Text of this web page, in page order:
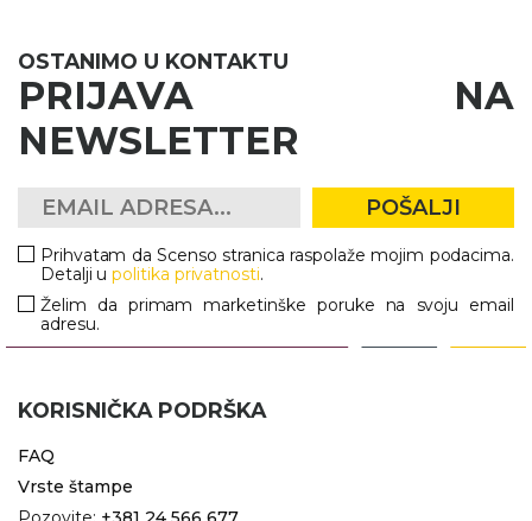
OSTANIMO U KONTAKTU
PRIJAVA NA
NEWSLETTER
POŠALJI
Prihvatam da Scenso stranica raspolaže mojim podacima.
Detalji upolitika privatnosti.
Želim da primam marketinške poruke na svoju email
adresu.
KORISNIČKA PODRŠKA
FAQ
Vrste štampe